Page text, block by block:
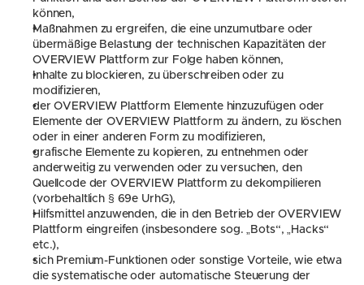
können,
Maßnahmen zu ergreifen, die eine unzumutbare oder
übermäßige Belastung der technischen Kapazitäten der
OVERVIEW Plattform zur Folge haben können,
Inhalte zu blockieren, zu überschreiben oder zu
modifizieren,
der OVERVIEW Plattform Elemente hinzuzufügen oder
Elemente der OVERVIEW Plattform zu ändern, zu löschen
oder in einer anderen Form zu modifizieren,
grafische Elemente zu kopieren, zu entnehmen oder
anderweitig zu verwenden oder zu versuchen, den
Quellcode der OVERVIEW Plattform zu dekompilieren
(vorbehaltlich § 69e UrhG),
Hilfsmittel anzuwenden, die in den Betrieb der OVERVIEW
Plattform eingreifen (insbesondere sog. „Bots“, „Hacks“
etc.),
sich Premium-Funktionen oder sonstige Vorteile, wie etwa
die systematische oder automatische Steuerung der